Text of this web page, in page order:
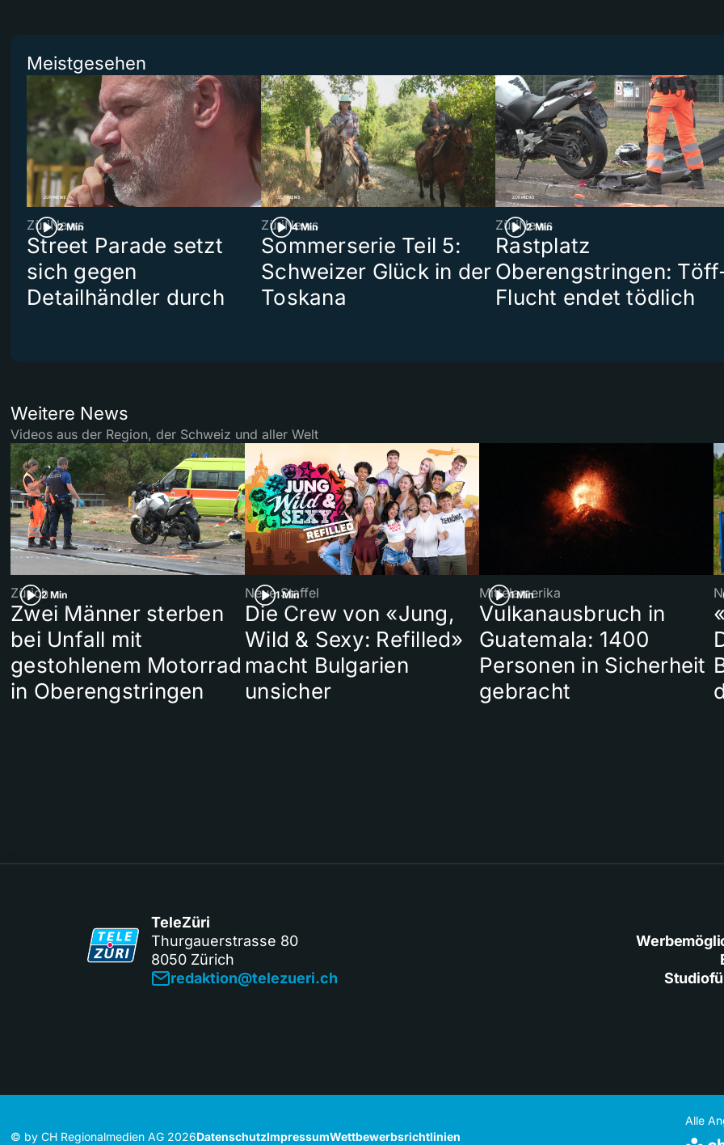
Meistgesehen
2 Min
ZüriNews
Street Parade setzt
sich gegen
Detailhändler durch
4 Min
ZüriNews
Sommerserie Teil 5:
Schweizer Glück in der
Toskana
2 Min
ZüriNews
Rastplatz
Oberengstringen:
Flucht endet tödlich
Weitere News
Videos aus der Region, der Schweiz und aller Welt
2 Min
Zürich
Zwei Männer sterben
bei Unfall mit
gestohlenem Motorrad
in Oberengstringen
1 Min
Neue Staffel
Die Crew von «Jung,
Wild & Sexy: Refilled»
macht Bulgarien
unsicher
1 Min
Mittelamerika
Vulkanausbruch in
Guatemala: 1400
Personen in Sicherheit
gebracht
TeleZüri
Thurgauerstrasse 80
8050 Zürich
redaktion@telezueri.ch
© by CH Regionalmedien AG 2026DatenschutzImpressumWettbewerbsrichtlinien
Alle